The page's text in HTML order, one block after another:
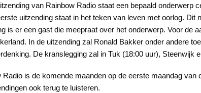
van Rainbow Radio staat een bepaald onderwerp
uitzending staat in het teken van leven met oorlog.
is er een gast die meepraat over het onderwerp. Voor de
In de uitzending zal Ronald Bakker onder andere
De kranslegging zal in Tuk (18:00 uur), Steenwijk
Radio is de komende maanden op de eerste maandag
ook terug te luisteren.